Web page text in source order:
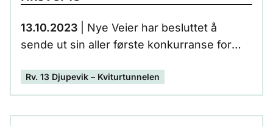
13.10.2023 | Nye Veier har besluttet å
sende ut sin aller første konkurranse for
høsten neste år.
Rv. 13 Djupevik – Kviturtunnelen